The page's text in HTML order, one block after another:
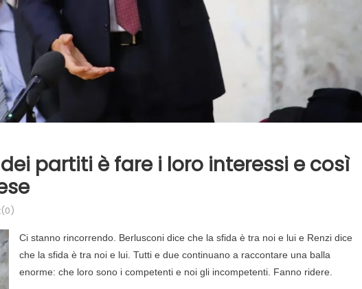
partiti è fare i loro interessi e così
Ci stanno rincorrendo. Berlusconi dice che la sfida è tra noi e lui e Renzi dice
che la sfida è tra noi e lui. Tutti e due continuano a raccontare una balla
enorme: che loro sono i competenti e noi gli incompetenti. Fanno ridere.